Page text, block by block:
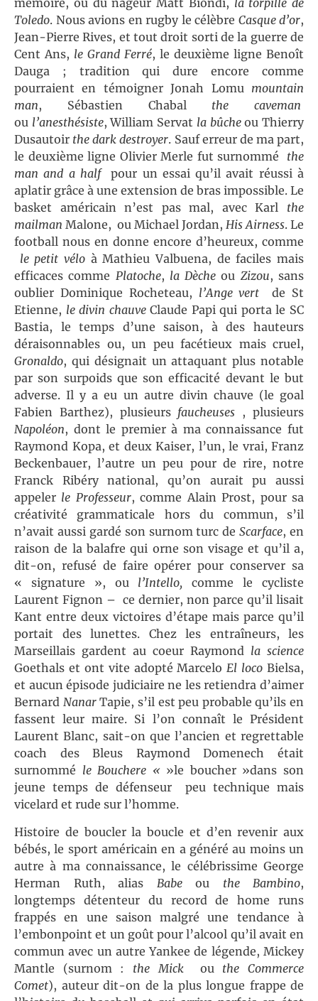
mémoire, ou du nageur Matt Biondi, la torpille de
Toledo. Nous avions en rugby le célèbre Casque d’or,
Jean-Pierre Rives, et tout droit sorti de la guerre de
Cent Ans, le Grand Ferré, le deuxième ligne Benoît
Dauga ; tradition qui dure encore comme
pourraient en témoigner Jonah Lomu mountain
man, Sébastien Chabal the caveman
ou l’anesthésiste, William Servat la bûcheou Thierry
Dusautoir the dark destroyer. Sauf erreur de ma part,
le deuxième ligne Olivier Merle fut surnommé the
man and a halfpour un essai qu’il avait réussi à
aplatir grâce à une extension de bras impossible. Le
basket américain n’est pas mal, avec Karl the
mailman Malone, ou Michael Jordan, His Airness. Le
football nous en donne encore d’heureux, comme
le petit vélo à Mathieu Valbuena, de faciles mais
efficaces comme Platoche, la Dèche ou Zizou, sans
oublier Dominique Rocheteau, l’Ange vert de St
Etienne, le divin chauveClaude Papi qui porta le SC
Bastia, le temps d’une saison, à des hauteurs
déraisonnables ou, un peu facétieux mais cruel,
Gronaldo, qui désignait un attaquant plus notable
par son surpoids que son efficacité devant le but
adverse. Il y a eu un autre divin chauve (le goal
Fabien Barthez), plusieurs faucheuses , plusieurs
Napoléon, dont le premier à ma connaissance fut
Raymond Kopa, et deux Kaiser, l’un, le vrai, Franz
Beckenbauer, l’autre un peu pour de rire, notre
Franck Ribéry national, qu’on aurait pu aussi
appeler le Professeur, comme Alain Prost, pour sa
créativité grammaticale hors du commun, s’il
n’avait aussi gardé son surnom turc deScarface, en
raison de la balafre qui orne son visage et qu’il a,
dit-on, refusé de faire opérer pour conserver sa
« signature », ou l’Intello, comme le cycliste
Laurent Fignon – ce dernier, non parce qu’il lisait
Kant entre deux victoires d’étape mais parce qu’il
portait des lunettes. Chez les entraîneurs, les
Marseillais gardent au coeur Raymond la science
Goethals et ont vite adopté MarceloEl loco Bielsa,
et aucun épisode judiciaire ne les retiendra d’aimer
Bernard NanarTapie, s’il est peu probable qu’ils en
fassent leur maire. Si l’on connaît le Président
Laurent Blanc, sait-on que l’ancien et regrettable
coach des Bleus Raymond Domenech était
surnommé le Bouchere «»le boucher »dans son
jeune temps de défenseur peu technique mais
vicelard et rude sur l’homme.
Histoire de boucler la boucle et d’en revenir aux
bébés, le sport américain en a généré au moins un
autre à ma connaissance, le célébrissime George
Herman Ruth, alias Babeou the Bambino,
longtemps détenteur du record de home runs
frappés en une saison malgré une tendance à
l’embonpoint et un goût pour l’alcool qu’il avait en
commun avec un autre Yankee de légende, Mickey
Mantle (surnom : the Mick ou the Commerce
Comet), auteur dit-on de la plus longue frappe de